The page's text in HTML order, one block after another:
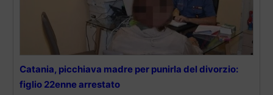
Catania, picchiava madre per punirla del divorzio:
figlio 22enne arrestato